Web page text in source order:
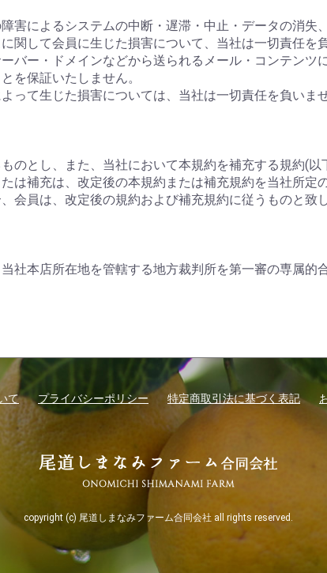
害によるシステムの中断・遅滞・中止・データの消失
関して会員に生じた損害について、当社は一切責任を
バー・ドメインなどから送られるメール・コンテンツ
を保証いたしません。
って生じた損害については、当社は一切責任を負いませ
のとし、また、当社において本規約を補充する規約(
は補充は、改定後の本規約または補充規約を当社所定
会員は、改定後の規約および補充規約に従うものと致し
社本店所在地を管轄する地方裁判所を第一審の専属的
て プライバシーポリシー 特定商取引法に基づく表記
copyright (c) 尾道しまなみファーム合同会社 all rights reserved.